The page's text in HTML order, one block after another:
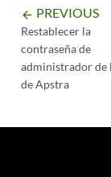
arrow_backward PREVIOUS
Restablecer la
contraseña de
administrador de
de Apstra